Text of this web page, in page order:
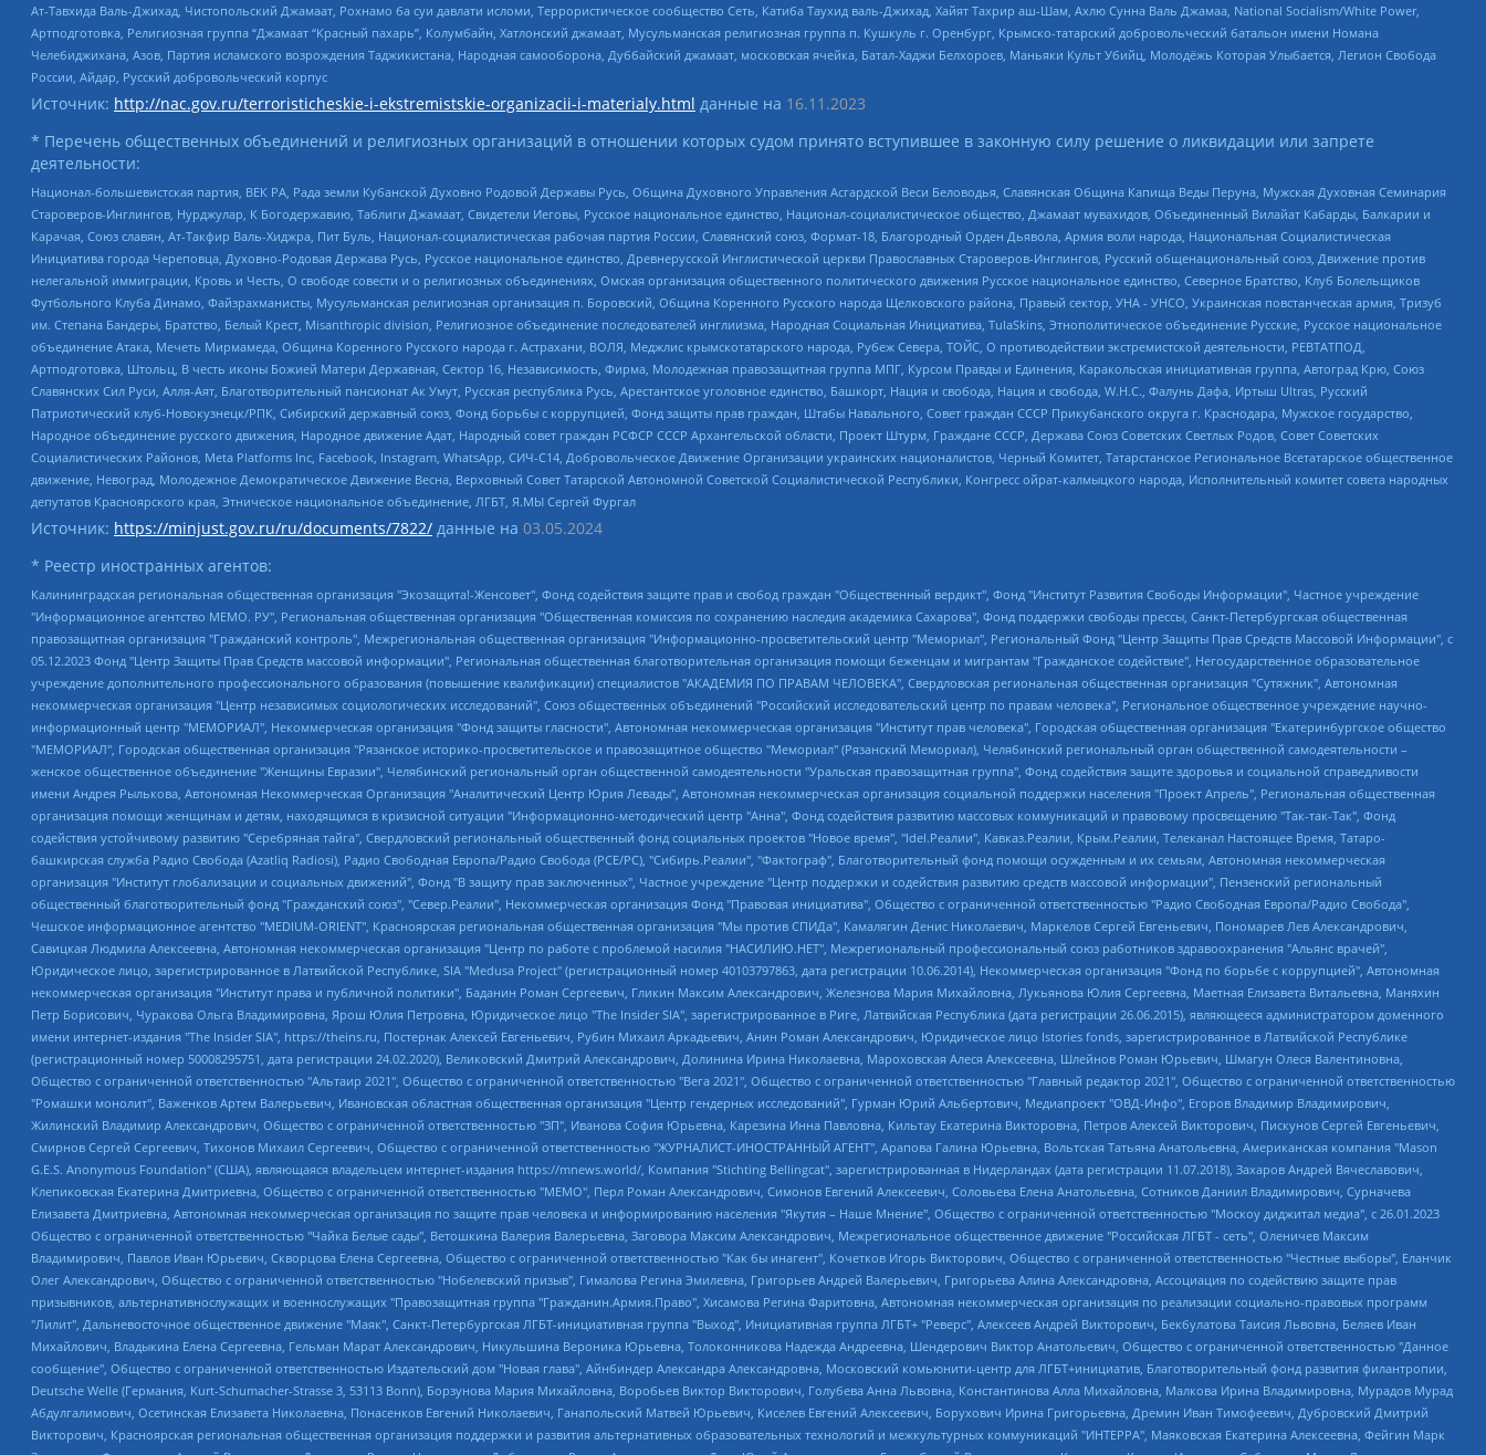
Ат-Тавхида Валь-Джихад, Чистопольский Джамаат, Рохнамо ба суи давлати исломи, Террористическое сообщество Сеть, Катиба Таухид валь-Джихад, Хайят Тахрир аш-Шам, Ахлю Сунна Валь Джамаа, National Socialism/White Power,
Артподготовка, Религиозная группа “Джамаат “Красный пахарь”, Колумбайн, Хатлонский джамаат, Мусульманская религиозная группа п. Кушкуль г. Оренбург, Крымско-татарский добровольческий батальон имени Номана
Челебиджихана, Азов, Партия исламского возрождения Таджикистана, Народная самооборона, Дуббайский джамаат, московская ячейка, Батал-Хаджи Белхороев, Маньяки Культ Убийц, Молодёжь Которая Улыбается, Легион Свобода
России, Айдар, Русский добровольческий корпус
Источник: http://nac.gov.ru/terroristicheskie-i-ekstremistskie-organizacii-i-materialy.html данные на 16.11.2023
* Перечень общественных объединений и религиозных организаций в отношении которых судом принято вступившее в законную силу решение о ликвидации или запрете
деятельности:
Национал-большевистская партия, ВЕК РА, Рада земли Кубанской Духовно Родовой Державы Русь, Община Духовного Управления Асгардской Веси Беловодья, Славянская Община Капища Веды Перуна, Мужская Духовная Семинария
Староверов-Инглингов, Нурджулар, К Богодержавию, Таблиги Джамаат, Свидетели Иеговы, Русское национальное единство, Национал-социалистическое общество, Джамаат мувахидов, Объединенный Вилайат Кабарды, Балкарии и
Карачая, Союз славян, Ат-Такфир Валь-Хиджра, Пит Буль, Национал-социалистическая рабочая партия России, Славянский союз, Формат-18, Благородный Орден Дьявола, Армия воли народа, Национальная Социалистическая
Инициатива города Череповца, Духовно-Родовая Держава Русь, Русское национальное единство, Древнерусской Инглистической церкви Православных Староверов-Инглингов, Русский общенациональный союз, Движение против
нелегальной иммиграции, Кровь и Честь, О свободе совести и о религиозных объединениях, Омская организация общественного политического движения Русское национальное единство, Северное Братство, Клуб Болельщиков
Футбольного Клуба Динамо, Файзрахманисты, Мусульманская религиозная организация п. Боровский, Община Коренного Русского народа Щелковского района, Правый сектор, УНА - УНСО, Украинская повстанческая армия, Тризуб
им. Степана Бандеры, Братство, Белый Крест, Misanthropic division, Религиозное объединение последователей инглиизма, Народная Социальная Инициатива, TulaSkins, Этнополитическое объединение Русские, Русское национальное
объединение Атака, Мечеть Мирмамеда, Община Коренного Русского народа г. Астрахани, ВОЛЯ, Меджлис крымскотатарского народа, Рубеж Севера, ТОЙС, О противодействии экстремистской деятельности, РЕВТАТПОД,
Артподготовка, Штольц, В честь иконы Божией Матери Державная, Сектор 16, Независимость, Фирма, Молодежная правозащитная группа МПГ, Курсом Правды и Единения, Каракольская инициативная группа, Автоград Крю, Союз
Славянских Сил Руси, Алля-Аят, Благотворительный пансионат Ак Умут, Русская республика Русь, Арестантское уголовное единство, Башкорт, Нация и свобода, Нация и свобода, W.H.С., Фалунь Дафа, Иртыш Ultras, Русский
Патриотический клуб-Новокузнецк/РПК, Сибирский державный союз, Фонд борьбы с коррупцией, Фонд защиты прав граждан, Штабы Навального, Совет граждан СССР Прикубанского округа г. Краснодара, Мужское государство,
Народное объединение русского движения, Народное движение Адат, Народный совет граждан РСФСР СССР Архангельской области, Проект Штурм, Граждане СССР, Держава Союз Советских Светлых Родов, Совет Советских
Социалистических Районов, Meta Platforms Inc, Facebook, Instagram, WhatsApp, СИЧ-С14, Добровольческое Движение Организации украинских националистов, Черный Комитет, Татарстанское Региональное Всетатарское общественное
движение, Невоград, Молодежное Демократическое Движение Весна, Верховный Совет Татарской Автономной Советской Социалистической Республики, Конгресс ойрат-калмыцкого народа, Исполнительный комитет совета народных
депутатов Красноярского края, Этническое национальное объединение, ЛГБТ, Я.МЫ Сергей Фургал
Источник: https://minjust.gov.ru/ru/documents/7822/ данные на 03.05.2024
* Реестр иностранных агентов:
Калининградская региональная общественная организация "Экозащита!-Женсовет", Фонд содействия защите прав и свобод граждан "Общественный вердикт", Фонд "Институт Развития Свободы Информации", Частное учреждение "Информационное агентство МЕМО. РУ", Региональная общественная организация "Общественная комиссия по сохранению наследия академика Сахарова", Фонд поддержки свободы прессы, Санкт-Петербургская общественная правозащитная организация "Гражданский контроль", Межрегиональная общественная организация "Информационно-просветительский центр "Мемориал", Региональный Фонд "Центр Защиты Прав Средств Массовой Информации", с 05.12.2023 Фонд "Центр Защиты Прав Средств массовой информации", Региональная общественная благотворительная организация помощи беженцам и мигрантам "Гражданское содействие", Негосударственное образовательное учреждение дополнительного профессионального образования (повышение квалификации) специалистов "АКАДЕМИЯ ПО ПРАВАМ ЧЕЛОВЕКА", Свердловская региональная общественная организация "Сутяжник", Автономная некоммерческая организация "Центр независимых социологических исследований", Союз общественных объединений "Российский исследовательский центр по правам человека", Региональное общественное учреждение научно-информационный центр "МЕМОРИАЛ", Некоммерческая организация "Фонд защиты гласности", Автономная некоммерческая организация "Институт прав человека", Городская общественная организация "Екатеринбургское общество "МЕМОРИАЛ", Городская общественная организация "Рязанское историко-просветительское и правозащитное общество "Мемориал" (Рязанский Мемориал), Челябинский региональный орган общественной самодеятельности – женское общественное объединение "Женщины Евразии", Челябинский региональный орган общественной самодеятельности "Уральская правозащитная группа", Фонд содействия защите здоровья и социальной справедливости имени Андрея Рылькова, Автономная Некоммерческая Организация "Аналитический Центр Юрия Левады", Автономная некоммерческая организация социальной поддержки населения "Проект Апрель", Региональная общественная организация помощи женщинам и детям, находящимся в кризисной ситуации "Информационно-методический центр "Анна", Фонд содействия развитию массовых коммуникаций и правовому просвещению "Так-так-Так", Фонд содействия устойчивому развитию "Серебряная тайга", Свердловский региональный общественный фонд социальных проектов "Новое время", "Idel.Реалии", Кавказ.Реалии, Крым.Реалии, Телеканал Настоящее Время, Татаро-башкирская служба Радио Свобода (Azatliq Radiosi), Радио Свободная Европа/Радио Свобода (PCE/PC), "Сибирь.Реалии", "Фактограф", Благотворительный фонд помощи осужденным и их семьям, Автономная некоммерческая организация "Институт глобализации и социальных движений", Фонд "В защиту прав заключенных", Частное учреждение "Центр поддержки и содействия развитию средств массовой информации", Пензенский региональный общественный благотворительный фонд "Гражданский союз", "Север.Реалии", Некоммерческая организация Фонд "Правовая инициатива", Общество с ограниченной ответственностью "Радио Свободная Европа/Радио Свобода", Чешское информационное агентство "MEDIUM-ORIENT", Красноярская региональная общественная организация "Мы против СПИДа", Камалягин Денис Николаевич, Маркелов Сергей Евгеньевич, Пономарев Лев Александрович, Савицкая Людмила Алексеевна, Автономная некоммерческая организация "Центр по работе с проблемой насилия "НАСИЛИЮ.НЕТ", Межрегиональный профессиональный союз работников здравоохранения "Альянс врачей", Юридическое лицо, зарегистрированное в Латвийской Республике, SIA "Medusa Project" (регистрационный номер 40103797863, дата регистрации 10.06.2014), Некоммерческая организация "Фонд по борьбе с коррупцией", Автономная некоммерческая организация "Институт права и публичной политики", Баданин Роман Сергеевич, Гликин Максим Александрович, Железнова Мария Михайловна, Лукьянова Юлия Сергеевна, Маетная Елизавета Витальевна, Маняхин Петр Борисович, Чуракова Ольга Владимировна, Ярош Юлия Петровна, Юридическое лицо "The Insider SIA", зарегистрированное в Риге, Латвийская Республика (дата регистрации 26.06.2015), являющееся администратором доменного имени интернет-издания "The Insider SIA", https://theins.ru, Постернак Алексей Евгеньевич, Рубин Михаил Аркадьевич, Анин Роман Александрович, Юридическое лицо Istories fonds, зарегистрированное в Латвийской Республике (регистрационный номер 50008295751, дата регистрации 24.02.2020), Великовский Дмитрий Александрович, Долинина Ирина Николаевна, Мароховская Алеся Алексеевна, Шлейнов Роман Юрьевич, Шмагун Олеся Валентиновна, Общество с ограниченной ответственностью "Альтаир 2021", Общество с ограниченной ответственностью "Вега 2021", Общество с ограниченной ответственностью "Главный редактор 2021", Общество с ограниченной ответственностью "Ромашки монолит", Важенков Артем Валерьевич, Ивановская областная общественная организация "Центр гендерных исследований", Гурман Юрий Альбертович, Медиапроект "ОВД-Инфо", Егоров Владимир Владимирович, Жилинский Владимир Александрович, Общество с ограниченной ответственностью "ЗП", Иванова София Юрьевна, Карезина Инна Павловна, Кильтау Екатерина Викторовна, Петров Алексей Викторович, Пискунов Сергей Евгеньевич, Смирнов Сергей Сергеевич, Тихонов Михаил Сергеевич, Общество с ограниченной ответственностью "ЖУРНАЛИСТ-ИНОСТРАННЫЙ АГЕНТ", Арапова Галина Юрьевна, Вольтская Татьяна Анатольевна, Американская компания "Mason G.E.S. Anonymous Foundation" (США), являющаяся владельцем интернет-издания https://mnews.world/, Компания "Stichting Bellingcat", зарегистрированная в Нидерландах (дата регистрации 11.07.2018), Захаров Андрей Вячеславович, Клепиковская Екатерина Дмитриевна, Общество с ограниченной ответственностью "МЕМО", Перл Роман Александрович, Симонов Евгений Алексеевич, Соловьева Елена Анатольевна, Сотников Даниил Владимирович, Сурначева Елизавета Дмитриевна, Автономная некоммерческая организация по защите прав человека и информированию населения "Якутия – Наше Мнение", Общество с ограниченной ответственностью "Москоу диджитал медиа", с 26.01.2023 Общество с ограниченной ответственностью "Чайка Белые сады", Ветошкина Валерия Валерьевна, Заговора Максим Александрович, Межрегиональное общественное движение "Российская ЛГБТ - сеть", Оленичев Максим Владимирович, Павлов Иван Юрьевич, Скворцова Елена Сергеевна, Общество с ограниченной ответственностью "Как бы инагент", Кочетков Игорь Викторович, Общество с ограниченной ответственностью "Честные выборы", Еланчик Олег Александрович, Общество с ограниченной ответственностью "Нобелевский призыв", Гималова Регина Эмилевна, Григорьев Андрей Валерьевич, Григорьева Алина Александровна, Ассоциация по содействию защите прав призывников, альтернативнослужащих и военнослужащих "Правозащитная группа "Гражданин.Армия.Право", Хисамова Регина Фаритовна, Автономная некоммерческая организация по реализации социально-правовых программ "Лилит", Дальневосточное общественное движение "Маяк", Санкт-Петербургская ЛГБТ-инициативная группа "Выход", Инициативная группа ЛГБТ+ "Реверс", Алексеев Андрей Викторович, Бекбулатова Таисия Львовна, Беляев Иван Михайлович, Владыкина Елена Сергеевна, Гельман Марат Александрович, Никульшина Вероника Юрьевна, Толоконникова Надежда Андреевна, Шендерович Виктор Анатольевич, Общество с ограниченной ответственностью "Данное сообщение", Общество с ограниченной ответственностью Издательский дом "Новая глава", Айнбиндер Александра Александровна, Московский комьюнити-центр для ЛГБТ+инициатив, Благотворительный фонд развития филантропии, Deutsche Welle (Германия, Kurt-Schumacher-Strasse 3, 53113 Bonn), Борзунова Мария Михайловна, Воробьев Виктор Викторович, Голубева Анна Львовна, Константинова Алла Михайловна, Малкова Ирина Владимировна, Мурадов Мурад Абдулгалимович, Осетинская Елизавета Николаевна, Понасенков Евгений Николаевич, Ганапольский Матвей Юрьевич, Киселев Евгений Алексеевич, Борухович Ирина Григорьевна, Дремин Иван Тимофеевич, Дубровский Дмитрий Викторович, Красноярская региональная общественная организация поддержки и развития альтернативных образовательных технологий и межкультурных коммуникаций "ИНТЕРРА", Маяковская Екатерина Алексеевна, Фейгин Марк Захарович, Филимонов Андрей Викторович, Дзугкоева Регина Николаевна, Доброхотов Роман Александрович, Дудь Юрий Александрович, Елкин Сергей Владимирович, Кругликов Кирилл Игоревич, Сабунаева Мария Леонидовна, Семенов Алексей Владимирович, Шаинян Карен Багратович, Шульман Екатерина Михайловна, Асафьев Артур Валерьевич, Вахштайн Виктор Семенович, Венедиктов Алексей Алексеевич, Лушникова Екатерина Евгеньевна, Волков Леонид Михайлович, Невзоров Александр Глебович, Пархоменко Сергей Борисович, Сироткин Ярослав Николаевич, Кара-Мурза Владимир Владимирович, Баранова Наталья Владимировна, Гозман Леонид Яковлевич, Кагарлицкий Борис Юльевич, Климарев Михаил Валерьевич, Милов Владимир Станиславович, Автономная некоммерческая организация Краснодарский центр современного искусства "Типография", Моргенштерн Алишер Тагирович, Соболь Любовь Эдуардовна, Общество с ограниченной ответственностью "ЛИЗА НОРМ", Каспаров Гарри Кимович, Ходорковский Михаил Борисович, Общество с ограниченной ответственностью "Апрельские тезисы", Данилович Ирина Брониславовна, Кашин Олег Владимирович, Петров Николай Владимирович, Пивоваров Алексей Владимирович, Соколов Михаил Владимирович, Цветкова Юлия Владимировна, Чичваркин Евгений Александрович, Комитет против пыток/Команда против пыток, Общество с ограниченной ответственностью "Первый научный", Общество с ограниченной ответственностью "Вертолет и ко", Белоцерковская Вероника Борисовна, Кац Максим Евгеньевич, Лазарева Татьяна Юрьевна, Шаведдинов Руслан Табризович, Яшин Илья Валерьевич, Общество с ограниченной ответственностью "Иноагент ААВ", Алешковский Дмитрий Петрович, Альбац Евгения Марковна, Быков Дмитрий Львович, Галямина Юлия Евгеньевна, Лойко Сергей Леонидович, Мартынов Кирилл Константинович, Медведев Сергей Александрович, Крашенинников Федор Геннадиевич, Гордеева Катерина Вл